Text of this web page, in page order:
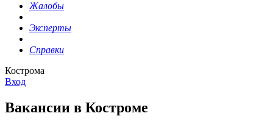
Жалобы
Эксперты
Справки
Кострома
Вход
Вакансии в Костроме